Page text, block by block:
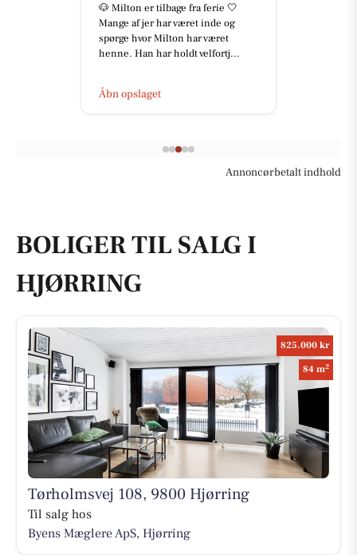
🐶 Milton er tilbage fra ferie 🤍
Mange af jer har været inde og
spørge hvor Milton har været
henne. Han har holdt velfortj...
Åbn opslaget
Annoncørbetalt indhold
BOLIGER TIL SALG I
HJØRRING
825.000 kr
84 m2
Tørholmsvej 108, 9800 Hjørring
Til salg hos
Byens Mæglere ApS, Hjørring